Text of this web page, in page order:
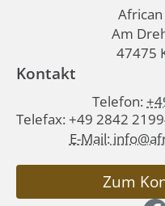
Am
47475
Kontakt
Telefon:
Telefax: +49 2842
E-Mail:
Zum